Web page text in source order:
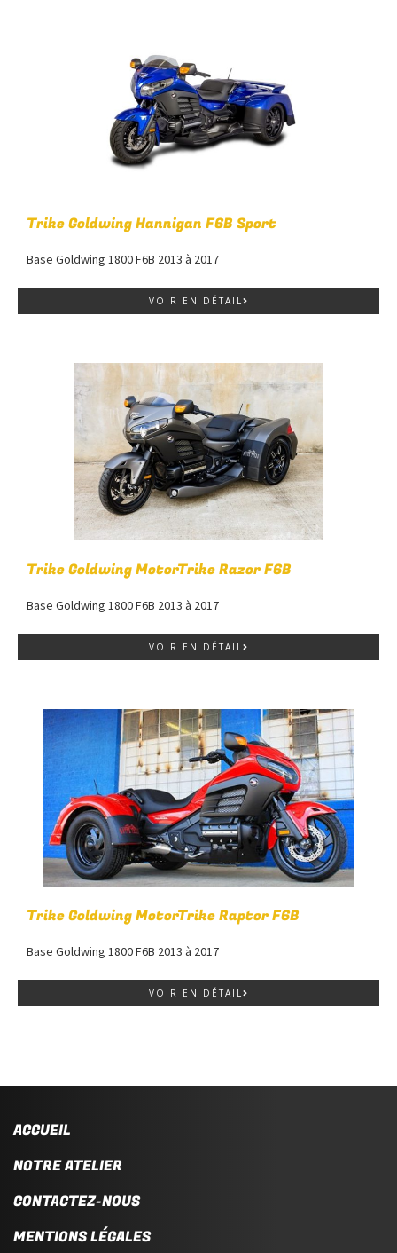
Trike Goldwing Hannigan F6B Sport
Base Goldwing 1800 F6B 2013 à 2017
VOIR EN DÉTAIL
Trike Goldwing MotorTrike Razor F6B
Base Goldwing 1800 F6B 2013 à 2017
VOIR EN DÉTAIL
Trike Goldwing MotorTrike Raptor F6B
Base Goldwing 1800 F6B 2013 à 2017
VOIR EN DÉTAIL
ACCUEIL
NOTRE ATELIER
CONTACTEZ-NOUS
MENTIONS LÉGALES